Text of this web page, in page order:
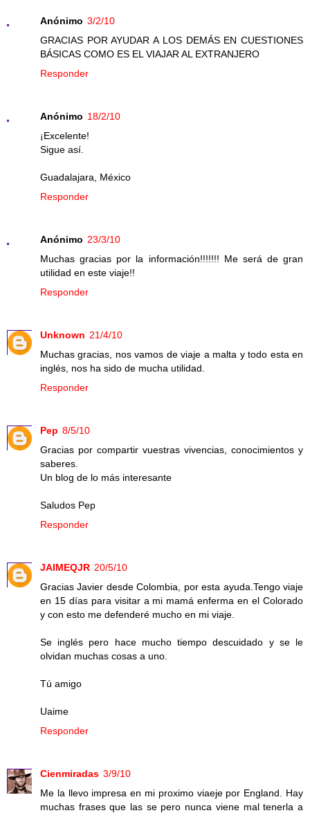
Anónimo 3/2/10
GRACIAS POR AYUDAR A LOS DEMÁS EN CUESTIONES
BÁSICAS COMO ES EL VIAJAR AL EXTRANJERO
Responder
Anónimo 18/2/10
¡Excelente!
Sigue así.
Guadalajara, México
Responder
Anónimo 23/3/10
Muchas gracias por la información!!!!!!! Me será de gran
utilidad en este viaje!!
Responder
Unknown 21/4/10
Muchas gracias, nos vamos de viaje a malta y todo esta en
inglés, nos ha sido de mucha utilidad.
Responder
Pep 8/5/10
Gracias por compartir vuestras vivencias, conocimientos y
saberes.
Un blog de lo más interesante
Saludos Pep
Responder
JAIMEQJR 20/5/10
Gracias Javier desde Colombia, por esta ayuda.Tengo viaje
en 15 días para visitar a mi mamá enferma en el Colorado
y con esto me defenderé mucho en mi viaje.
Se inglés pero hace mucho tiempo descuidado y se le
olvidan muchas cosas a uno.
Tú amigo
Uaime
Responder
Cienmiradas 3/9/10
Me la llevo impresa en mi proximo viaeje por England. Hay
muchas frases que las se pero nunca viene mal tenerla a